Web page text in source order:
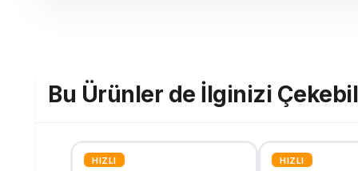
Bu Ürünler de İlginizi
HIZLI HIZLI